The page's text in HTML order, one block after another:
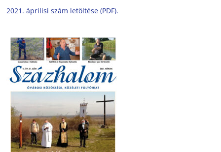
2021. áprilisi szám letöltése (PDF).